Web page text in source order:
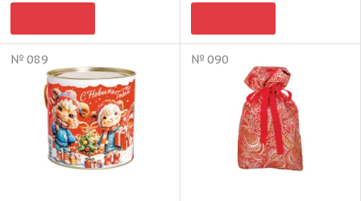
№ 089 № 090